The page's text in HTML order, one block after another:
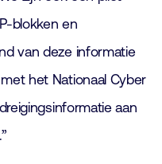
blokken en
van deze informatie
het Nationaal Cyber
aan